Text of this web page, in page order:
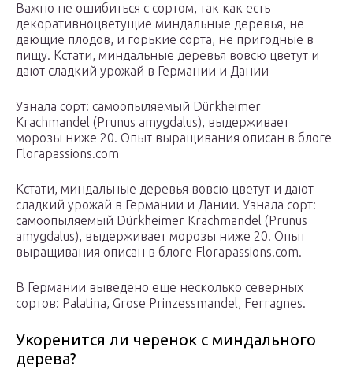
Важно не ошибиться с сортом, так как есть
декоративноцветущие миндальные деревья, не
дающие плодов, и горькие сорта, не пригодные в
пищу. Кстати, миндальные деревья вовсю цветут и
дают сладкий урожай в Германии и Дании
Узнала сорт: самоопыляемый Dürkheimer
Krachmandel (Prunus amygdalus), выдерживает
морозы ниже 20. Опыт выращивания описан в блоге
Florapassions.com
Кстати, миндальные деревья вовсю цветут и дают
сладкий урожай в Германии и Дании. Узнала сорт:
самоопыляемый Dürkheimer Krachmandel (Prunus
amygdalus), выдерживает морозы ниже 20. Опыт
выращивания описан в блоге Florapassions.com.
В Германии выведено еще несколько северных
сортов: Palatina, Grose Prinzessmandel, Ferragnes.
Укоренится ли черенок с миндального
дерева?